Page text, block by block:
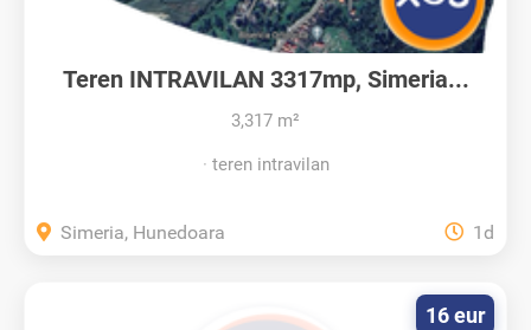
Teren INTRAVILAN 3317mp, Simeria...
3,317 m²
teren intravilan
Simeria, Hunedoara 1d
16 eur